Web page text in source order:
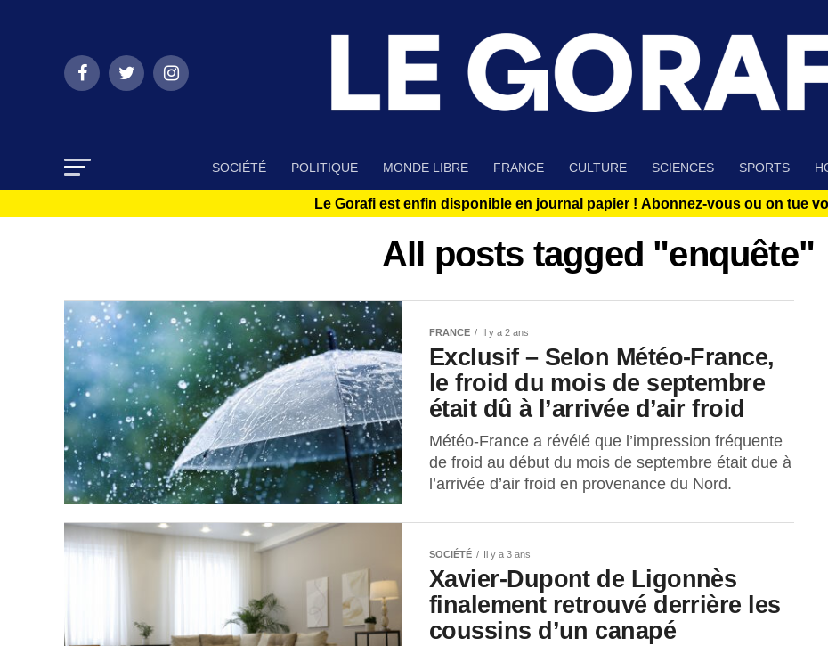
SOCIÉTÉ POLITIQUE MONDE LIBRE FRANCE CULTURE SCIENCES SPORTS
Le Gorafi est enfin disponible en journal papier ! Abonnez-vous ou on tue
All posts tagged "enquête"
FRANCE Il y a 2 ans
Exclusif – Selon Météo-France,
le froid du mois de septembre
était dû à l’arrivée d’air froid
Météo-France a révélé que l’impression fréquente
de froid au début du mois de septembre était due à
l’arrivée d’air froid en provenance du Nord.
SOCIÉTÉ Il y a 3 ans
Xavier-Dupont de Ligonnès
finalement retrouvé derrière les
coussins d’un canapé